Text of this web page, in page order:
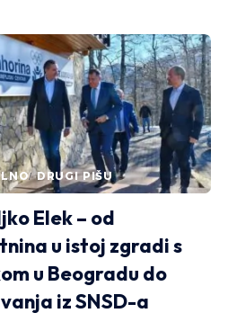
DRUGI PIŠU
Elek – od
u istoj zgradi s
u Beogradu do
iz SNSD-a